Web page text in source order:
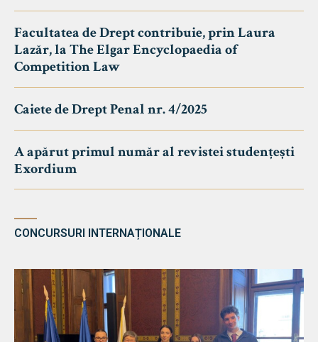
Facultatea de Drept contribuie, prin Laura
Lazăr, la The Elgar Encyclopaedia of
Competition Law
Caiete de Drept Penal nr. 4/2025
A apărut primul număr al revistei studențești
Exordium
CONCURSURI INTERNAȚIONALE